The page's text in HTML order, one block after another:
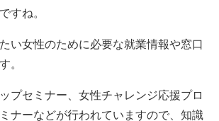
すね。
い女性のために必要な就業情報や窓口
。
プセミナー、女性チャレンジ応援プロ
ナーなどが行われていますので、知識